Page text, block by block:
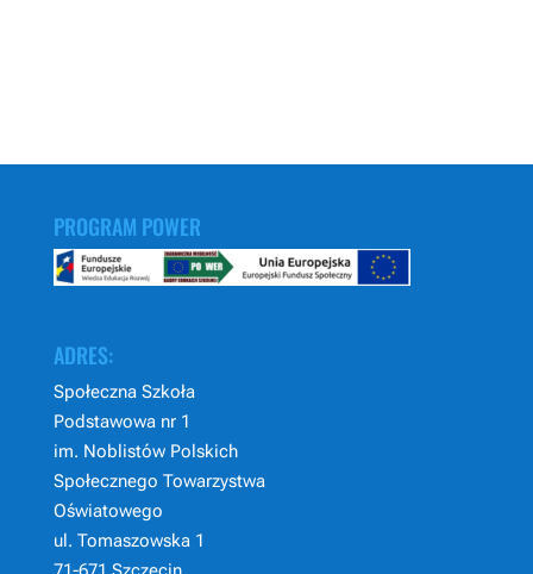
PROGRAM POWER
ADRES:
Społeczna Szkoła
Podstawowa nr 1
im. Noblistów Polskich
Społecznego Towarzystwa
Oświatowego
ul. Tomaszowska 1